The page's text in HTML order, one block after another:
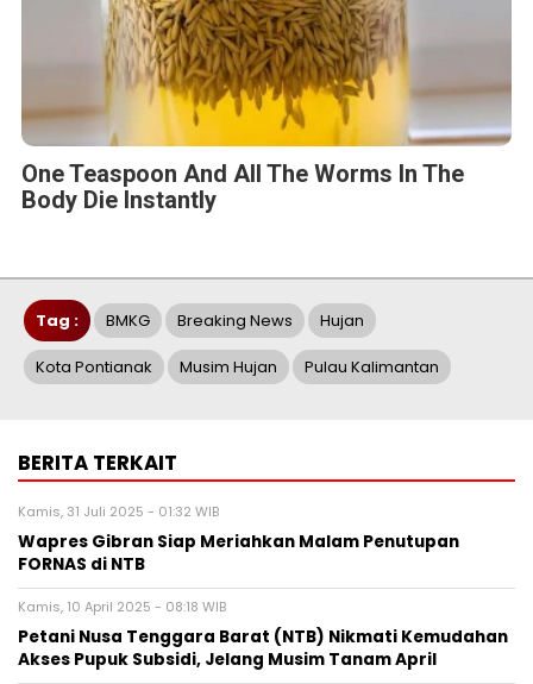
One Teaspoon And All The Worms In The
Body Die Instantly
Tag : BMKG Breaking News Hujan
Kota Pontianak Musim Hujan Pulau Kalimantan
BERITA TERKAIT
Kamis, 31 Juli 2025 - 01:32 WIB
Wapres Gibran Siap Meriahkan Malam Penutupan
FORNAS di NTB
Kamis, 10 April 2025 - 08:18 WIB
Petani Nusa Tenggara Barat (NTB) Nikmati Kemudahan
Akses Pupuk Subsidi, Jelang Musim Tanam April